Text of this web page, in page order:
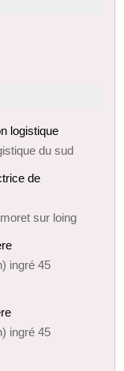
logistique
du sud
de
sur loing
ingré 45
ingré 45